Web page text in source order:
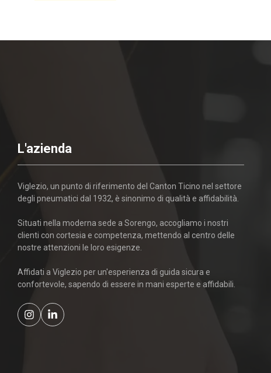
L'azienda
Viglezio, un punto di riferimento del Canton Ticino nel settore
degli pneumatici dal 1932, è sinonimo di qualità e affidabilità.
Situati nella moderna sede a Sorengo, accogliamo i nostri
clienti con cortesia e competenza, mettendo al centro delle
nostre attenzioni le loro esigenze.
Affidati a Viglezio per un'esperienza di guida sicura e
confortevole, sapendo di essere in mani esperte e affidabili.